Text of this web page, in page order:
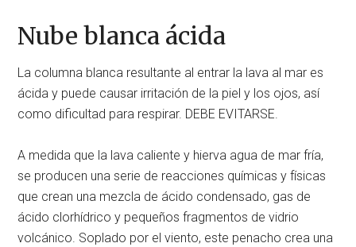
Nube blanca ácida
La columna blanca resultante al entrar la lava al mar es
ácida y puede causar irritación de la piel y los ojos, así
como dificultad para respirar. DEBE EVITARSE.
A medida que la lava caliente y hierva agua de mar fría,
se producen una serie de reacciones químicas y físicas
que crean una mezcla de ácido condensado, gas de
ácido clorhídrico y pequeños fragmentos de vidrio
volcánico. Soplado por el viento, este penacho crea una